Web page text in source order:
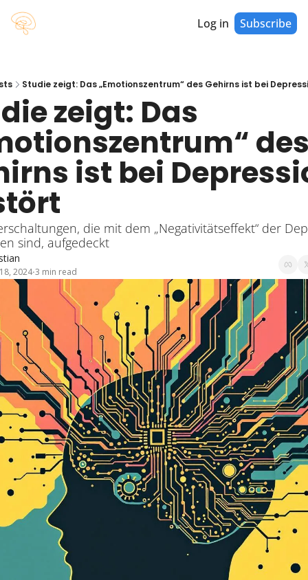
Log in Subscribe
Studie zeigt: Das „Emotionszentrum“ des Gehirns ist bei
zeigt: Das
ist bei
die mit dem „Negativitätseffekt“ der
sind, aufgedeckt
2024•3 min read